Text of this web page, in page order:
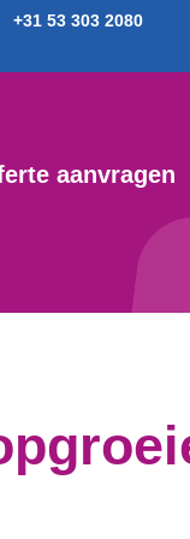
+31 53 303 2080
aanvragen